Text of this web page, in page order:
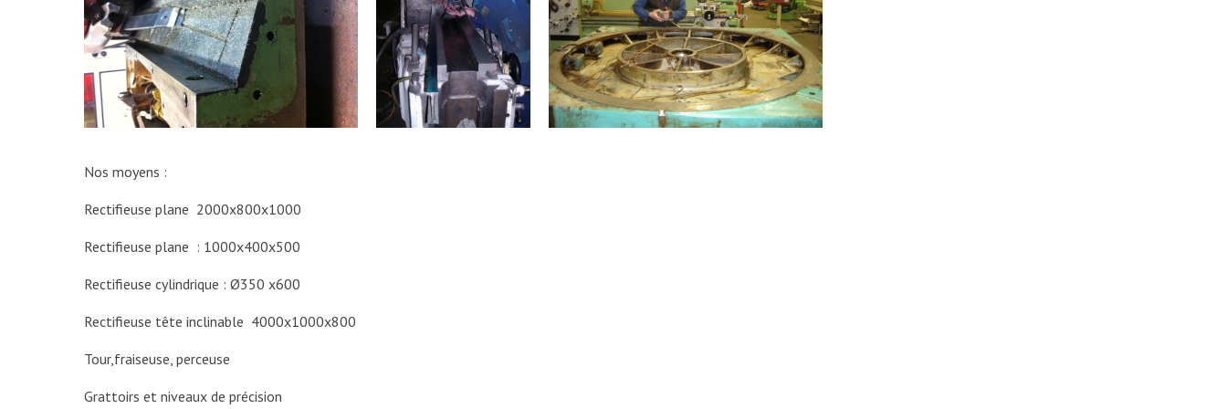
Nos moyens :
Rectifieuse plane 2000x800x1000
Rectifieuse plane : 1000x400x500
Rectifieuse cylindrique : Ø350 x600
Rectifieuse tête inclinable 4000x1000x800
Tour,fraiseuse, perceuse
Grattoirs et niveaux de précision